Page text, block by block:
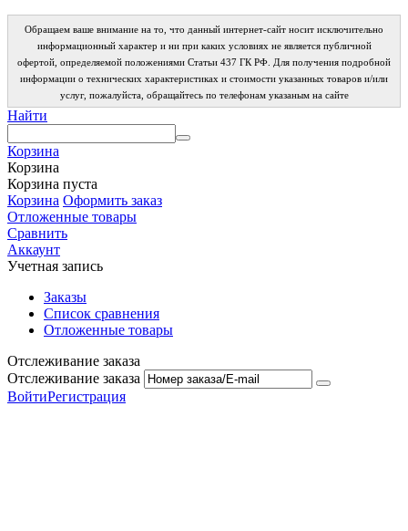
Обращаем ваше внимание на то, что данный интернет-сайт носит исключительно
информационный характер и ни при каких условиях не является публичной
офертой, определяемой положениями Статьи 437 ГК РФ. Для получения подробной
информации о технических характеристиках и стоимости указанных товаров и/или
услуг, пожалуйста, обращайтесь по телефонам указаным на сайте
Найти
Корзина
Корзина
Корзина пуста
Корзина Оформить заказ
Отложенные товары
Сравнить
Аккаунт
Учетная запись
Заказы
Список сравнения
Отложенные товары
Отслеживание заказа
Отслеживание заказа
ВойтиРегистрация